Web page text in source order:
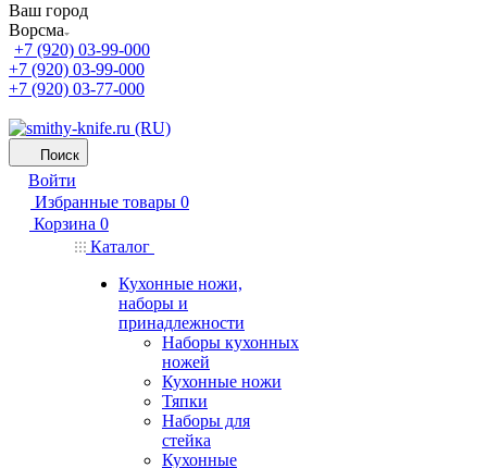
Ваш город
Ворсма
+7 (920) 03-99-000
+7 (920) 03-99-000
+7 (920) 03-77-000
Поиск
Войти
Избранные товары 0
Корзина 0
Каталог
Кухонные ножи,
наборы и
принадлежности
Наборы кухонных
ножей
Кухонные ножи
Тяпки
Наборы для
стейка
Кухонные